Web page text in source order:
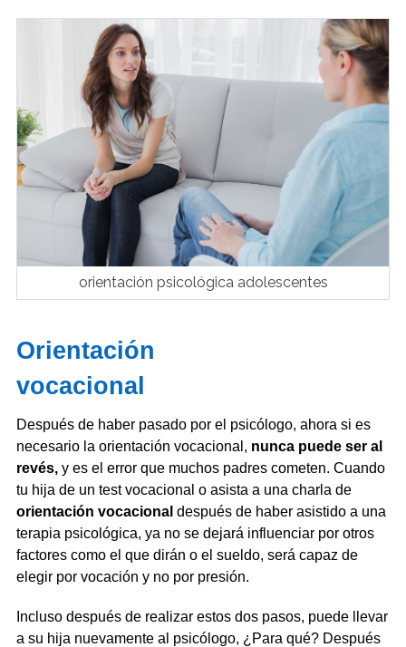
orientación psicológica adolescentes
Orientación
vocacional
Después de haber pasado por el psicólogo, ahora si es
necesario la orientación vocacional, nunca puede ser al
revés, y es el error que muchos padres cometen. Cuando
tu hija de un test vocacional o asista a una charla de
orientación vocacional después de haber asistido a una
terapia psicológica, ya no se dejará influenciar por otros
factores como el que dirán o el sueldo, será capaz de
elegir por vocación y no por presión.
Incluso después de realizar estos dos pasos, puede llevar
a su hija nuevamente al psicólogo, ¿Para qué? Después